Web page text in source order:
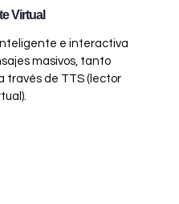
Virtual
e interactiva
masivos, tanto
través de TTS (lector